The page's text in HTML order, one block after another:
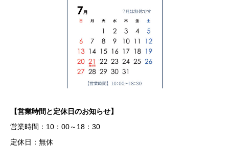
【営業時間と定休日のお知らせ】
営業時間：10：00～18：30
定休日：無休